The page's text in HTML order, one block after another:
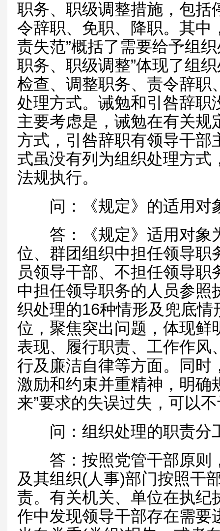
职务、职级调整措施，包括
令辞职、免职、降职。其中
责失范”概括了需要给予组
职务、职级调整”体现了组
检查、调整职务、责令辞职
处理方式。诫勉和引咎辞职
主要考虑是，诫勉在有关规
方式，引咎辞职有领导干部
式虽没有列为组织处理方式
法规执行。
问：《规定》的适用对
答：《规定》适用对象
位、群团组织中担任领导职
员领导干部、不担任领导
中担任领导职务的人员参照
织处理的16种情形及兜底
位，聚焦突出问题，体现鲜
表现、履行职责、工作作风
行及廉洁自律等方面。同时
激励和约束并重精神，明确
来”要求的失误过失，可以
问：组织处理的职责分
答：按照党管干部原则
及其组织(人事)部门按照干
责。有关机关、单位在执纪
作中发现领导干部存在需要